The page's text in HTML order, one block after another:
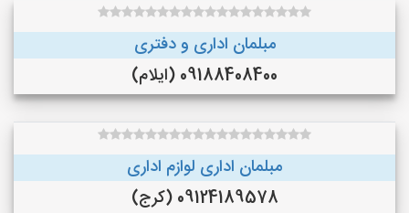
مبلمان اداری و دفتری
09188408400 (ایلام)
مبلمان اداری لوازم اداری
09124189578 (کرج)